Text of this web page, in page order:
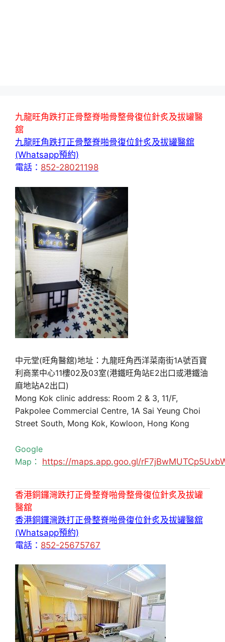
九龍旺角跌打正骨整脊啪骨整骨復位針炙及拔罐醫
舘
九龍旺角跌打正骨整脊啪骨復位針炙及拔罐醫舘
(Whatsapp預約)
電話： 852-28021198
中元堂(旺角醫舘)地址：九龍旺角西洋菜南街1A號百寶
利商業中心11樓02及03室(港鐵旺角站E2出口或港鐵油
麻地站A2出口)
Mong Kok clinic address: Room 2 & 3, 11/F,
Pakpolee Commercial Centre, 1A Sai Yeung Choi
Street South, Mong Kok, Kowloon, Hong Kong
Google
Map： https://maps.app.goo.gl/
香港銅鑼灣跌打正骨整脊啪骨整骨復位針炙及拔罐
醫舘
香港銅鑼灣跌打正骨整脊啪骨復位針炙及拔罐醫舘
(Whatsapp預約)
電話： 852-25675767